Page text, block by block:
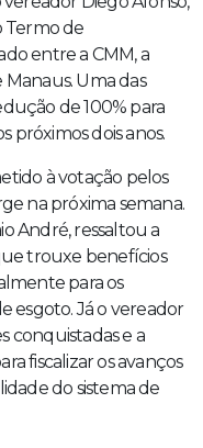
Termo de
entre a CMM, a
Uma das
de 100% para
próximos dois anos.
à votação pelos
na próxima semana.
André, ressaltou a
trouxe benefícios
para os
esgoto. Já o vereador
conquistadas e a
fiscalizar os avanços
do sistema de